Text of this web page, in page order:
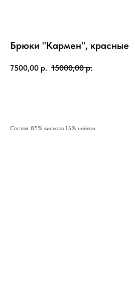
Брюки "Кармен", красные
7500,00 р. 15000,00 р.
Состав: 85% вискоза 15% нейлон